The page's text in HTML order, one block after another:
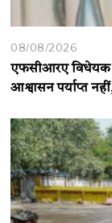
08/08/2026
एफसीआरए विधेयक
आश्वासन पर्याप्त